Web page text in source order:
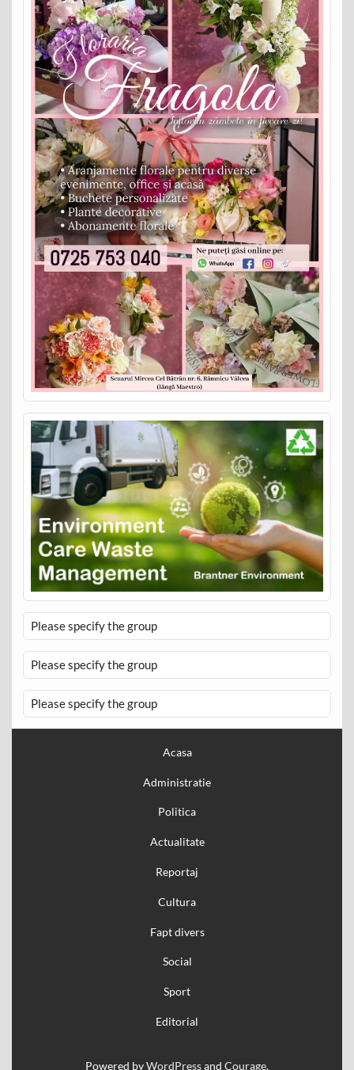
Please specify the group
Please specify the group
Please specify the group
Acasa
Administratie
Politica
Actualitate
Reportaj
Cultura
Fapt divers
Social
Sport
Editorial
Powered byWordPressand Courage.